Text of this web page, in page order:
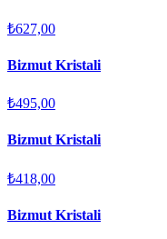
₺627,00
Bizmut Kristali
₺495,00
Bizmut Kristali
₺418,00
Bizmut Kristali